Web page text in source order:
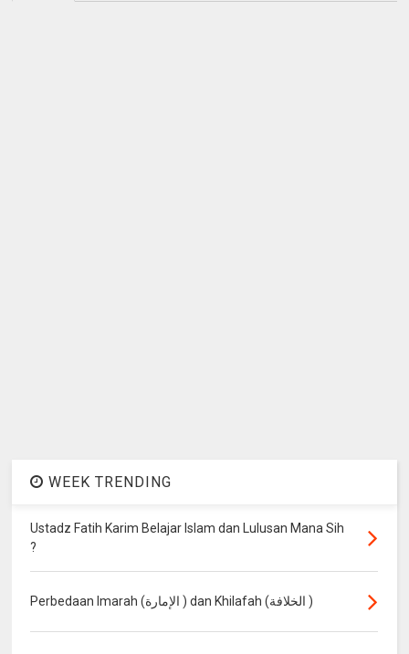
WEEK TRENDING
Ustadz Fatih Karim Belajar Islam dan Lulusan Mana Sih
?
Perbedaan Imarah (الإمارة ) dan Khilafah (الخلافة )